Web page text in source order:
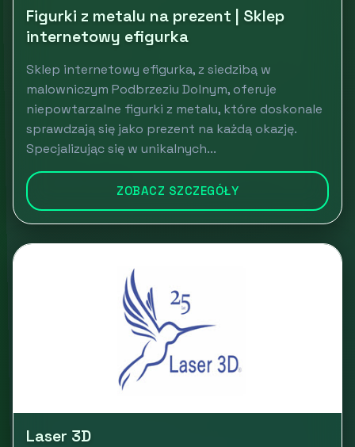
Figurki z metalu na prezent | Sklep
internetowy efigurka
Sklep internetowy efigurka, z siedzibą w
malowniczym Podbrzeziu Dolnym, oferuje
niepowtarzalne figurki z metalu, które doskonale
sprawdzają się jako prezent na każdą okazję.
Specjalizując się w unikalnych...
ZOBACZ SZCZEGÓŁY
Laser 3D